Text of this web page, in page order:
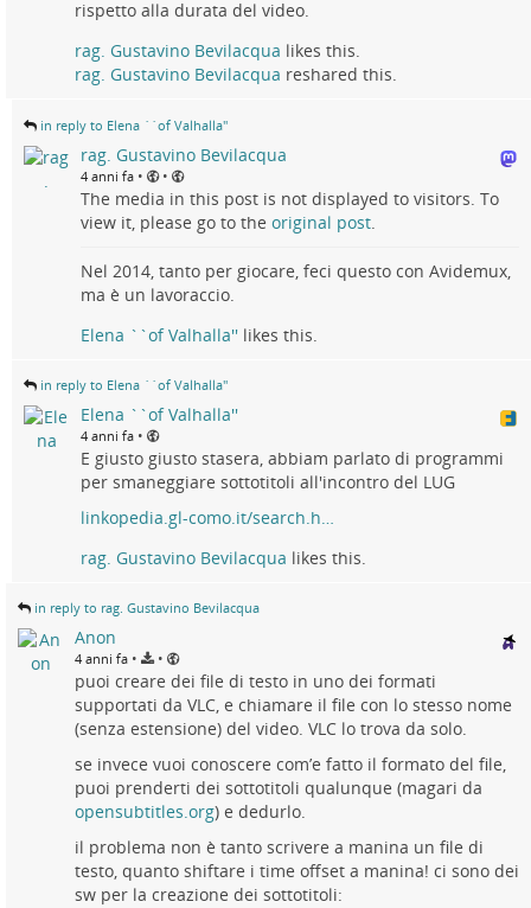
rispetto alla durata del video.
rag. Gustavino Bevilacqua likes this.
rag. Gustavino Bevilacqua reshared this.
in reply to Elena ``of Valhalla''
rag. Gustavino Bevilacqua
4 anni fa • •
The media in this post is not displayed to visitors. To
view it, please go to the original post
Nel 2014, tanto per giocare, feci questo con Avidemux,
ma è un lavoraccio.
Elena ``of Valhalla'' likes this.
in reply to Elena ``of Valhalla''
Elena ``of Valhalla''
4 anni fa •
E giusto giusto stasera, abbiam parlato di programmi
per smaneggiare sottotitoli all'incontro del LUG
linkopedia.gl-como.it/search.h…
rag. Gustavino Bevilacqua likes this.
in reply to rag. Gustavino Bevilacqua
Anon
4 anni fa • •
puoi creare dei file di testo in uno dei formati
supportati da VLC, e chiamare il file con lo stesso nome
(senza estensione) del video. VLC lo trova da solo.
se invece vuoi conoscere com’e fatto il formato del file,
puoi prenderti dei sottotitoli qualunque (magari da
opensubtitles.org) e dedurlo.
il problema non è tanto scrivere a manina un file di
testo, quanto shiftare i time offset a manina! ci sono dei
sw per la creazione dei sottotitoli: